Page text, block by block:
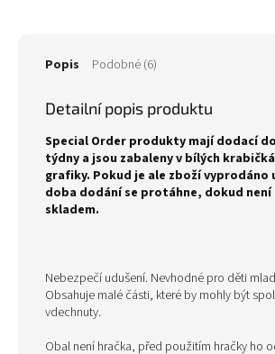
Popis Podobné (6)
Detailní popis produktu
Special Order produkty mají dodací
týdny a jsou zabaleny v bílých
grafiky. Pokud je ale zboží vyprodáno
doba dodání se protáhne, dokud není
skladem.
Nebezpečí udušení. Nevhodné pro děti
Obsahuje malé části, které by mohly být
vdechnuty.
Obal není hračka, před použitím hračky ho